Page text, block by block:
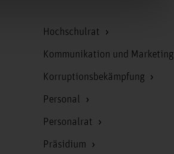
Hochschulrat
Kommunikation und Marketing
Korruptionsbekämpfung
Personal
Personalrat
Präsidium